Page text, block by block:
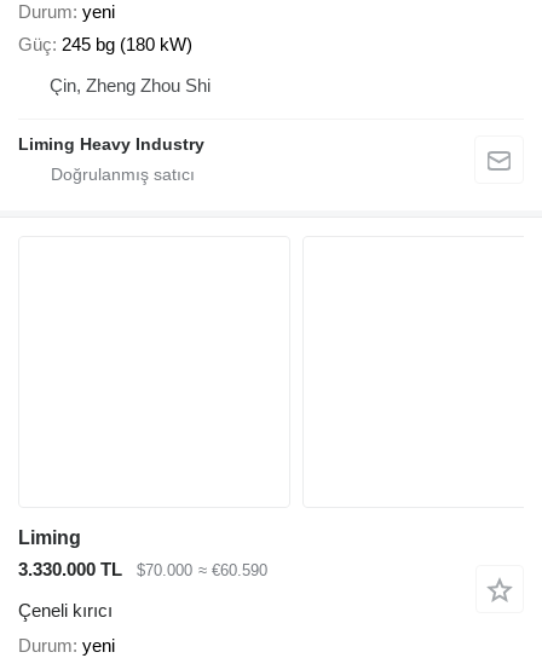
Durum yeni
Güç 245 bg (180 kW)
Çin, Zheng Zhou Shi
Liming Heavy Industry
Liming
3.330.000 TL
$70.000 ≈ €60.590
Çeneli kırıcı
Durum yeni